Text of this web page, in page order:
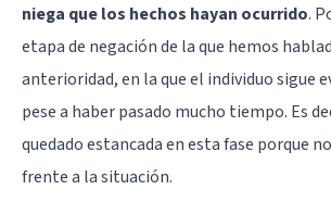
niega que los hechos hayan ocurrido.
etapa de negación de la que hemos
anterioridad, en la que el individuo sigue
pese a haber pasado mucho tiempo. Es
quedado estancada en esta fase porque
frente a la situación.